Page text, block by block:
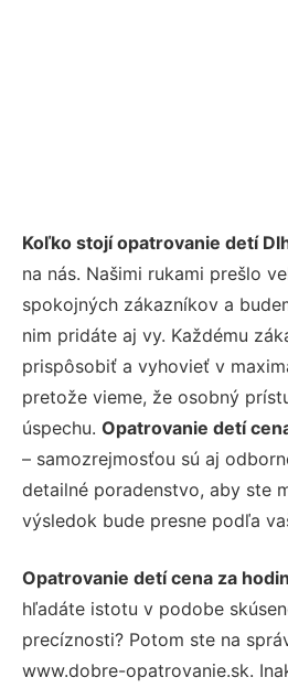
Koľko stojí opatrovanie detí
na nás. Našimi rukami prešlo
spokojných zákazníkov a
nim pridáte aj vy. Každému
prispôsobiť a vyhovieť v
pretože vieme, že osobný
úspechu. Opatrovanie detí
– samozrejmosťou sú aj
detailné poradenstvo, aby ste
výsledok bude presne podľa
Opatrovanie detí cena za
hľadáte istotu v podobe
precíznosti? Potom ste na
www.dobre-opatrovanie.sk.